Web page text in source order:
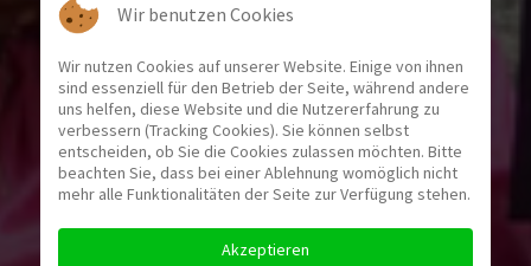
Wir benutzen Cookies
Wir nutzen Cookies auf unserer Website. Einige von ihnen
sind essenziell für den Betrieb der Seite, während andere
uns helfen, diese Website und die Nutzererfahrung zu
verbessern (Tracking Cookies). Sie können selbst
entscheiden, ob Sie die Cookies zulassen möchten. Bitte
beachten Sie, dass bei einer Ablehnung womöglich nicht
mehr alle Funktionalitäten der Seite zur Verfügung stehen.
Akzeptieren